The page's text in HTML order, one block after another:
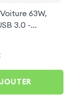
63W,
3.0 -
TCL 505